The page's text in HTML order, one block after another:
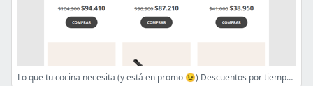
Lo que tu cocina necesita (y está en promo 😉) Descuentos por tiempo limitado!